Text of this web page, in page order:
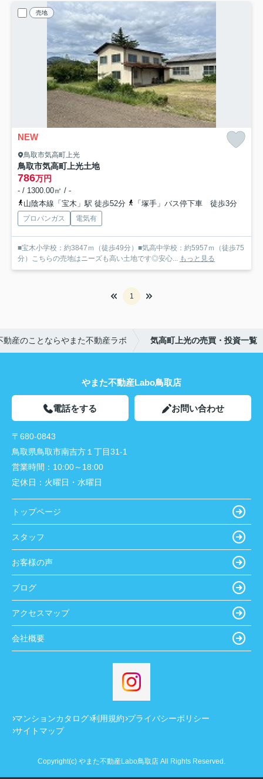
売地
NEW
鳥取市気高町上光
鳥取市気高町上光土地
786万円
- / 1300.00㎡ / -
山陰本線「宝木」駅 徒歩52分
「塚手」バス停下車 徒歩3分
プロパンガス 電気有
■宝木小学校：約3847ｍ（徒歩49分）■気高中学校：約5957ｍ（徒歩75
分）こちらの売地はニーズも高い土地です◎安心... もっと見る
1
動産のことならやまた不動産ラボ 気高町上光の売買・投資一覧
やまた不動産Labo鳥取店
電話をする お問い合わせ
〒680-0843
鳥取県鳥取市南吉方１丁目31-1
営業時間： 10:00～18:00
定休日： 火曜日・水曜日
トップページ
スタッフ
お客様の声
ブログ
アクセスマップ
会社概要
マンションカタログ 利用規約 プライバシーポリシー
サイトマップ
Copyright(c) やまた不動産Labo鳥取店 All Rights Reserved.